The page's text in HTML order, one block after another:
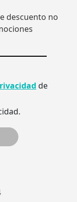
descuento no
de